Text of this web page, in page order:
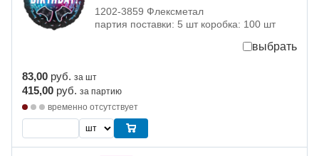
1202-3859 Флексметал
партия поставки: 5 шт коробка: 100 шт
выбрать
83,00 руб. за шт
415,00 руб. за партию
временно отсутствует